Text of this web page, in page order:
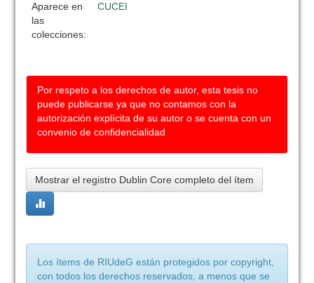
Aparece en
las
colecciones:
CUCEI
Por respeto a los derechos de autor, esta tesis no
puede publicarse ya que no contamos con la
autorización explícita de su autor o se cuenta con un
convenio de confidencialidad
Mostrar el registro Dublin Core completo del ítem
Los ítems de RIUdeG están protegidos por copyright,
con todos los derechos reservados, a menos que se